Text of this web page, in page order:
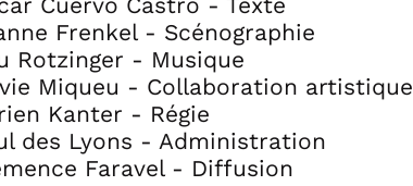
Frenkel - Scénographie
Rotzinger - Musique
Miqueu - Collaboration artistique
Kanter - Régie
des Lyons - Administration
Faravel - Diffusion